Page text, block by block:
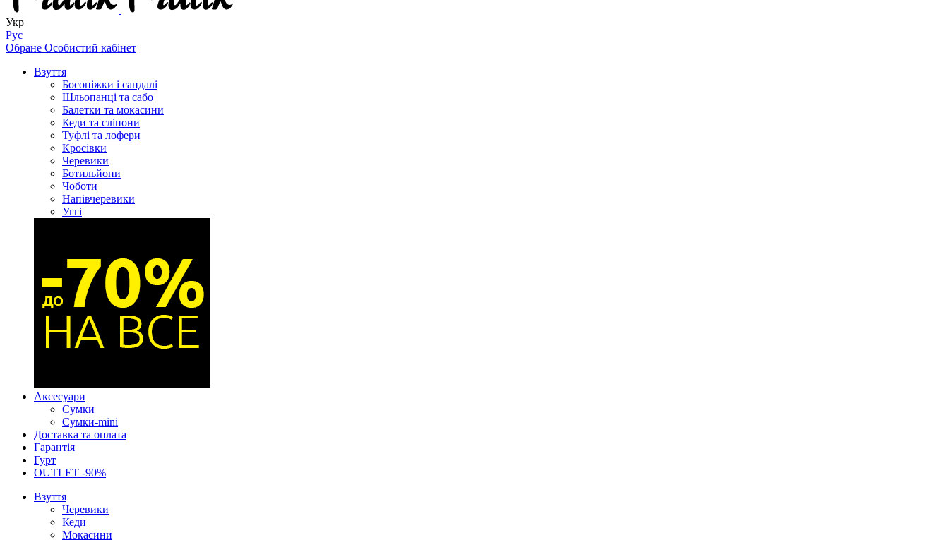
Укр
Рус
Обране Особистий кабінет
Взуття
Босоніжки і сандалі
Шльопанці та сабо
Балетки та мокасини
Кеди та сліпони
Туфлі та лофери
Кросівки
Черевики
Ботильйони
Чоботи
Напівчеревики
Уггі
Аксесуари
Сумки
Сумки-mini
Доставка та оплата
Гарантія
Гурт
OUTLET -90%
Взуття
Черевики
Кеди
Мокасини